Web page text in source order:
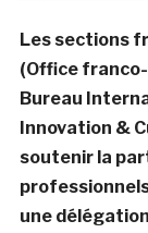
Les sections
(Office
Bureau
Innovation &
soutenir la
une